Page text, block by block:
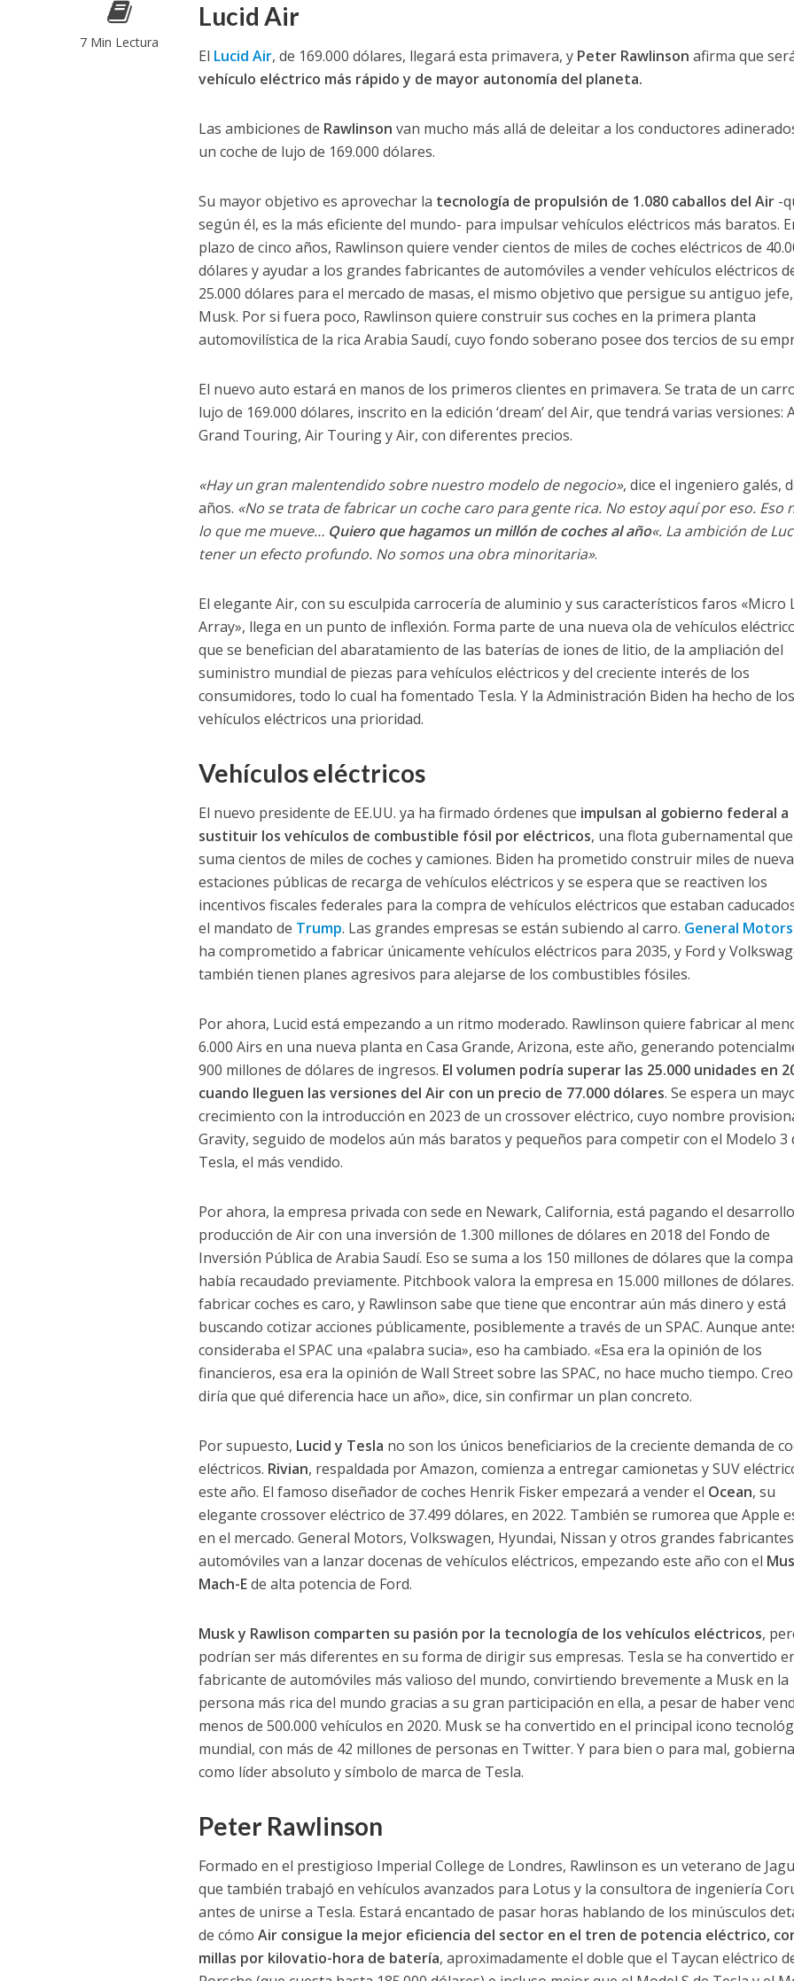
7 Min Lectura
Lucid Air
El Lucid Air, de 169.000 dólares, llegará esta primavera, y Peter Rawlinson afirma que
vehículo eléctrico más rápido y de mayor autonomía del planeta.
Las ambiciones de Rawlinson van mucho más allá de deleitar a los conductores
un coche de lujo de 169.000 dólares.
Su mayor objetivo es aprovechar la tecnología de propulsión de 1.080 caballos del Air -
según él, es la más eficiente del mundo- para impulsar vehículos eléctricos más baratos.
plazo de cinco años, Rawlinson quiere vender cientos de miles de coches eléctricos de
dólares y ayudar a los grandes fabricantes de automóviles a vender vehículos eléctricos
25.000 dólares para el mercado de masas, el mismo objetivo que persigue su antiguo
Musk. Por si fuera poco, Rawlinson quiere construir sus coches en la primera planta
automovilística de la rica Arabia Saudí, cuyo fondo soberano posee dos tercios de su
El nuevo auto estará en manos de los primeros clientes en primavera. Se trata de un
lujo de 169.000 dólares, inscrito en la edición ‘dream’ del Air, que tendrá varias versiones:
Grand Touring, Air Touring y Air, con diferentes precios.
«Hay un gran malentendido sobre nuestro modelo de negocio», dice el ingeniero galés,
años. «No se trata de fabricar un coche caro para gente rica. No estoy aquí por eso. Eso
lo que me mueve… Quiero que hagamos un millón de coches al año«. La ambición de
tener un efecto profundo. No somos una obra minoritaria».
El elegante Air, con su esculpida carrocería de aluminio y sus característicos faros «Micro
Array», llega en un punto de inflexión. Forma parte de una nueva ola de vehículos
que se benefician del abaratamiento de las baterías de iones de litio, de la ampliación del
suministro mundial de piezas para vehículos eléctricos y del creciente interés de los
consumidores, todo lo cual ha fomentado Tesla. Y la Administración Biden ha hecho de
vehículos eléctricos una prioridad.
Vehículos eléctricos
El nuevo presidente de EE.UU. ya ha firmado órdenes que impulsan al gobierno federal a
sustituir los vehículos de combustible fósil por eléctricos, una flota gubernamental que
suma cientos de miles de coches y camiones. Biden ha prometido construir miles de
estaciones públicas de recarga de vehículos eléctricos y se espera que se reactiven los
incentivos fiscales federales para la compra de vehículos eléctricos que estaban
el mandato de Trump. Las grandes empresas se están subiendo al carro. General Motors
ha comprometido a fabricar únicamente vehículos eléctricos para 2035, y Ford y
también tienen planes agresivos para alejarse de los combustibles fósiles.
Por ahora, Lucid está empezando a un ritmo moderado. Rawlinson quiere fabricar al
6.000 Airs en una nueva planta en Casa Grande, Arizona, este año, generando
900 millones de dólares de ingresos. El volumen podría superar las 25.000 unidades en
cuando lleguen las versiones del Air con un precio de 77.000 dólares. Se espera un
crecimiento con la introducción en 2023 de un crossover eléctrico, cuyo nombre
Gravity, seguido de modelos aún más baratos y pequeños para competir con el Modelo 3
Tesla, el más vendido.
Por ahora, la empresa privada con sede en Newark, California, está pagando el
producción de Air con una inversión de 1.300 millones de dólares en 2018 del Fondo de
Inversión Pública de Arabia Saudí. Eso se suma a los 150 millones de dólares que la
había recaudado previamente. Pitchbook valora la empresa en 15.000 millones de
fabricar coches es caro, y Rawlinson sabe que tiene que encontrar aún más dinero y está
buscando cotizar acciones públicamente, posiblemente a través de un SPAC. Aunque
consideraba el SPAC una «palabra sucia», eso ha cambiado. «Esa era la opinión de los
financieros, esa era la opinión de Wall Street sobre las SPAC, no hace mucho tiempo.
diría que qué diferencia hace un año», dice, sin confirmar un plan concreto.
Por supuesto, Lucid y Tesla no son los únicos beneficiarios de la creciente demanda de
eléctricos. Rivian, respaldada por Amazon, comienza a entregar camionetas y SUV
este año. El famoso diseñador de coches Henrik Fisker empezará a vender el Ocean, su
elegante crossover eléctrico de 37.499 dólares, en 2022. También se rumorea que Apple
en el mercado. General Motors, Volkswagen, Hyundai, Nissan y otros grandes
automóviles van a lanzar docenas de vehículos eléctricos, empezando este año con el
Mach-Ede alta potencia de Ford.
Musk y Rawlison comparten su pasión por la tecnología de los vehículos eléctricos,
podrían ser más diferentes en su forma de dirigir sus empresas. Tesla se ha convertido
fabricante de automóviles más valioso del mundo, convirtiendo brevemente a Musk en la
persona más rica del mundo gracias a su gran participación en ella, a pesar de haber
menos de 500.000 vehículos en 2020. Musk se ha convertido en el principal icono
mundial, con más de 42 millones de personas en Twitter. Y para bien o para mal,
como líder absoluto y símbolo de marca de Tesla.
Peter Rawlinson
Formado en el prestigioso Imperial College de Londres, Rawlinson es un veterano de
que también trabajó en vehículos avanzados para Lotus y la consultora de ingeniería
antes de unirse a Tesla. Estará encantado de pasar horas hablando de los minúsculos
de cómoAir consigue la mejor eficiencia del sector en el tren de potencia eléctrico,
millas por kilovatio-hora de batería, aproximadamente el doble que el Taycan eléctrico